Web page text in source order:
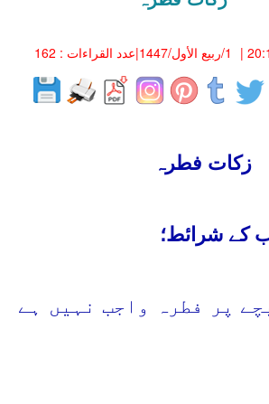
| 1/ربيع الأول/1447 |عدد القراءات : 162
زکات فطرہ
کے شرائط؛
پر فطرہ واجب نہیں ہے